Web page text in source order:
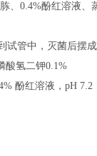
、0.4%酚红溶液、
管中，灭菌后摆成
酸氢二钾0.1%
酚红溶液，pH 7.2